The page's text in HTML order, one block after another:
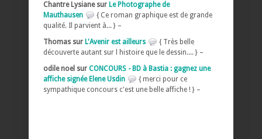
Chantre Lysiane sur Le Photographe de
Mauthausen
{ Ce roman graphique est de grande
qualité. Il parvient à... } –
Thomas sur L'Avenir est ailleurs
{ Très belle
découverte autant sur l histoire que le dessin.... } –
odile noel sur CONCOURS - BD à Bastia : gagnez une
affiche signée Elene Usdin
{ merci pour ce
sympathique concours c'est une belle affiche ! } –